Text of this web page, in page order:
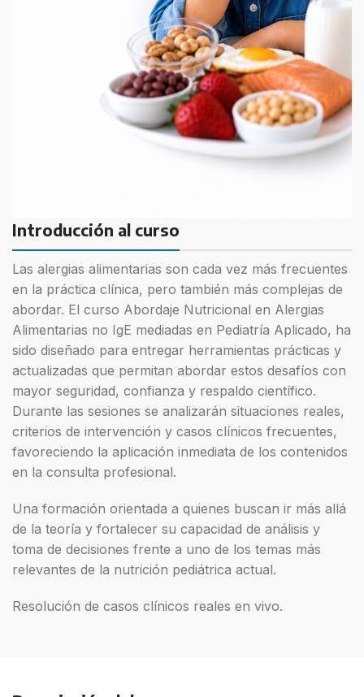
Introducción al curso
Las alergias alimentarias son cada vez más frecuentes
en la práctica clínica, pero también más complejas de
abordar. El curso Abordaje Nutricional en Alergias
Alimentarias no IgE mediadas en Pediatría Aplicado, ha
sido diseñado para entregar herramientas prácticas y
actualizadas que permitan abordar estos desafíos con
mayor seguridad, confianza y respaldo científico.
Durante las sesiones se analizarán situaciones reales,
criterios de intervención y casos clínicos frecuentes,
favoreciendo la aplicación inmediata de los contenidos
en la consulta profesional.
Una formación orientada a quienes buscan ir más allá
de la teoría y fortalecer su capacidad de análisis y
toma de decisiones frente a uno de los temas más
relevantes de la nutrición pediátrica actual.
Resolución de casos clínicos reales en vivo.